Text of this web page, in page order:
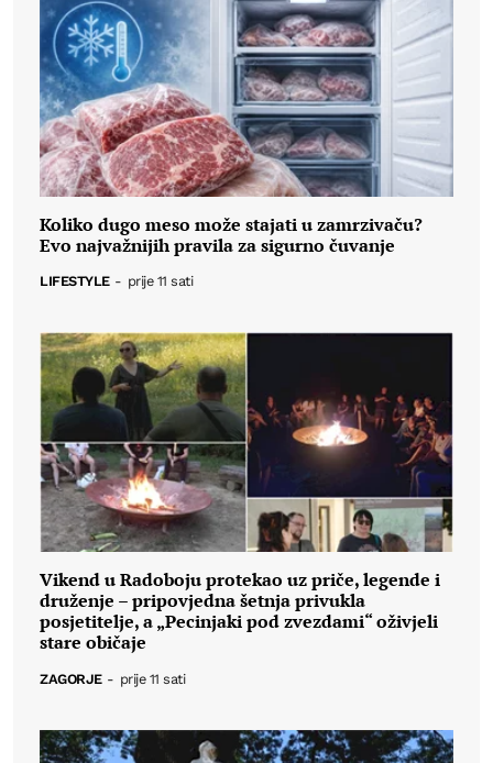
Koliko dugo meso može stajati u zamrzivaču?
Evo najvažnijih pravila za sigurno čuvanje
LIFESTYLE - prije 11 sati
Vikend u Radoboju protekao uz priče, legende i
druženje – pripovjedna šetnja privukla
posjetitelje, a „Pecinjaki pod zvezdami“ oživjeli
stare običaje
ZAGORJE - prije 11 sati